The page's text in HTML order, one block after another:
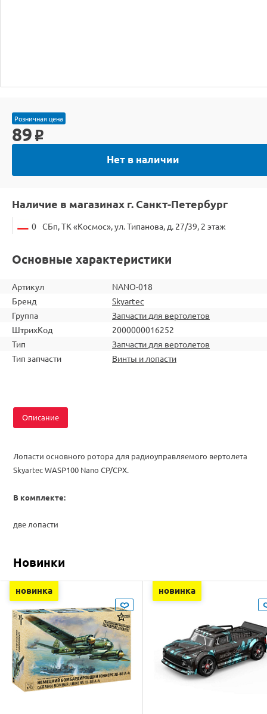
Розничная цена
89 o
Нет в наличии
Наличие в магазинах г. Санкт-Петербург
0 СБп, ТК «Космос», ул. Типанова, д. 27/39, 2 этаж
Основные характеристики
Артикул
NANO-018
Бренд
Skyartec
Группа
Запчасти для вертолетов
ШтрихКод
2000000016252
Тип
Запчасти для вертолетов
Тип запчасти
Винты и лопасти
Описание
Лопасти основного ротора для радиоуправляемого вертолета
Skyartec WASP100 Nano CP/CPX.
В комплекте:
две лопасти
Новинки
новинка новинка